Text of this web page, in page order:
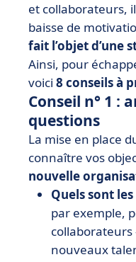
et collaborateurs,
baisse de
fait l’objet d’une
Ainsi, pour
voici 8 conseils à
Conseil n° 1 :
questions
La mise en place
connaître vos
nouvelle
Quels sont
par exemple,
nouveaux